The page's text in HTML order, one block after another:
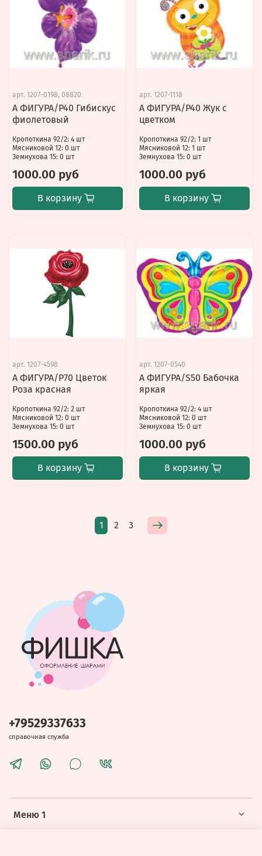
арт. 1207-0198, 08820
А ФИГУРА/P40 Гибискус
фиолетовый
Кропоткина 92/2: 4 шт
Мясниковой 12: 0 шт
Земнухова 15: 0 шт
1000.00 руб
В корзину
арт. 1207-1118
А ФИГУРА/P40 Жук с
цветком
Кропоткина 92/2: 1 шт
Мясниковой 12: 1 шт
Земнухова 15: 0 шт
1000.00 руб
В корзину
арт. 1207-4598
А ФИГУРА/P70 Цветок
Роза красная
Кропоткина 92/2: 2 шт
Мясниковой 12: 0 шт
Земнухова 15: 0 шт
1500.00 руб
В корзину
арт. 1207-0540
А ФИГУРА/S50 Бабочка
яркая
Кропоткина 92/2: 4 шт
Мясниковой 12: 0 шт
Земнухова 15: 0 шт
1000.00 руб
В корзину
1 2 3
Меню 1
+79529337633
справочная служба